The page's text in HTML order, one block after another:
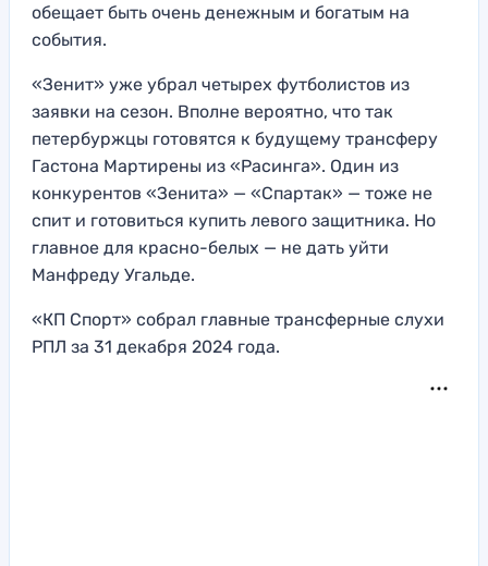
обещает быть очень денежным и богатым на
события.
«Зенит» уже убрал четырех футболистов из
заявки на сезон. Вполне вероятно, что так
петербуржцы готовятся к будущему трансферу
Гастона Мартирены из «Расинга». Один из
конкурентов «Зенита» — «Спартак» — тоже не
спит и готовиться купить левого защитника. Но
главное для красно-белых — не дать уйти
Манфреду Угальде.
«КП Спорт» собрал главные трансферные слухи
РПЛ за 31 декабря 2024 года.